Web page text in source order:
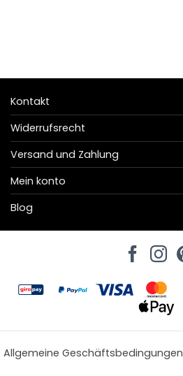
Kontakt
Widerrufsrecht
Versand und Zahlung
Mein konto
Blog
Allgemeine Geschäftsbedingungen